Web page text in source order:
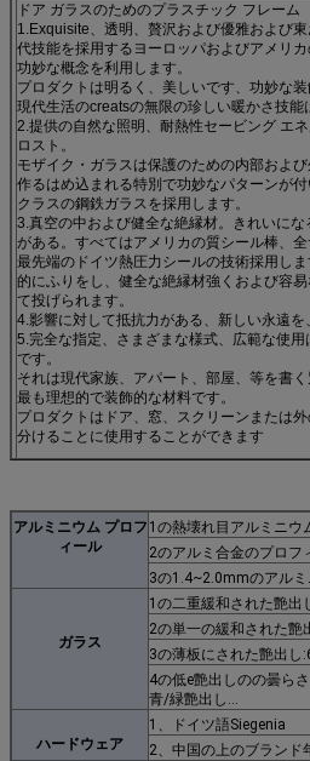
ドア ガラスのためのプラスチック フレーム
1.Exquisite、透明、贅沢および優雅および
代技能を採用するヨーロッパおよびアメリ
功妙な概念を利用します。
プロダクトは明るく、美しいです、功妙な装
現代生活のcreatsの無限の珍しい暖かさ技能
2.提供の自然な照明、耐熱性セービング エ
ロスト。
モザイク・ガラスは保護のための内部およ
作るはめ込まれる特別で功妙なパターンが
クラスの鋼鉄ガラスを採用します。
3.真空の中および健全な絶縁材。きれいに
がある。すべてはアメリカの質シール棒、
最先端のドイツ熱圧力シールの技術採用し
的にふりをし、健全な絶縁材強くおよび容
て投げられます。
4.影響に対して抵抗力がある、新しい永遠を
5.完全な指定、さまざまな様式、広範な使
です。
それは現代家族、アパート、部屋、等を書
最も理想的で装飾的な材料です。
プロダクトはドア、窓、スクリーンまたは
分けることに使用することができます
アルミニウム プロフ
ィール
1の熱壊れ目アルミニウ
2のアルミ合金のプロフ
3の1.4~2.0mmのアル
ガラス
1の二重緩和された艶
2の単一の緩和された艶
3の薄板にされた艶出
4の低e艶出しのの曇ら
青/緑艶出し…
ハードウェア
1、ドイツ語Siegenia
2、中国の上のブランド